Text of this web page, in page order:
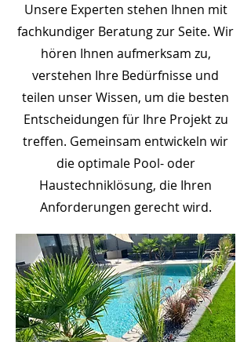
Unsere Experten stehen Ihnen mit
fachkundiger Beratung zur Seite. Wir
hören Ihnen aufmerksam zu,
verstehen Ihre Bedürfnisse und
teilen unser Wissen, um die besten
Entscheidungen für Ihre Projekt zu
treffen. Gemeinsam entwickeln wir
die optimale Pool- oder
Haustechniklösung, die Ihren
Anforderungen gerecht wird.